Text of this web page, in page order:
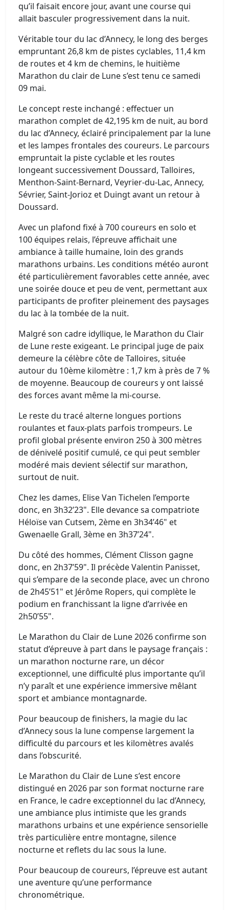
qu’il faisait encore jour, avant une course qui
allait basculer progressivement dans la nuit.
Véritable tour du lac d’Annecy, le long des berges
empruntant 26,8 km de pistes cyclables, 11,4 km
de routes et 4 km de chemins, le huitième
Marathon du clair de Lune s’est tenu ce samedi
09 mai.
Le concept reste inchangé : effectuer un
marathon complet de 42,195 km de nuit, au bord
du lac d’Annecy, éclairé principalement par la lune
et les lampes frontales des coureurs. Le parcours
empruntait la piste cyclable et les routes
longeant successivement Doussard, Talloires,
Menthon-Saint-Bernard, Veyrier-du-Lac, Annecy,
Sévrier, Saint-Jorioz et Duingt avant un retour à
Doussard.
Avec un plafond fixé à 700 coureurs en solo et
100 équipes relais, l’épreuve affichait une
ambiance à taille humaine, loin des grands
marathons urbains. Les conditions météo auront
été particulièrement favorables cette année, avec
une soirée douce et peu de vent, permettant aux
participants de profiter pleinement des paysages
du lac à la tombée de la nuit.
Malgré son cadre idyllique, le Marathon du Clair
de Lune reste exigeant. Le principal juge de paix
demeure la célèbre côte de Talloires, située
autour du 10ème kilomètre : 1,7 km à près de 7 %
de moyenne. Beaucoup de coureurs y ont laissé
des forces avant même la mi-course.
Le reste du tracé alterne longues portions
roulantes et faux-plats parfois trompeurs. Le
profil global présente environ 250 à 300 mètres
de dénivelé positif cumulé, ce qui peut sembler
modéré mais devient sélectif sur marathon,
surtout de nuit.
Chez les dames, Elise Van Tichelen l’emporte
donc, en 3h32’23". Elle devance sa compatriote
Héloïse van Cutsem, 2ème en 3h34’46" et
Gwenaelle Grall, 3ème en 3h37’24".
Du côté des hommes, Clément Clisson gagne
donc, en 2h37’59". Il précède Valentin Panisset,
qui s’empare de la seconde place, avec un chrono
de 2h45’51" et Jérôme Ropers, qui complète le
podium en franchissant la ligne d’arrivée en
2h50’55".
Le Marathon du Clair de Lune 2026 confirme son
statut d’épreuve à part dans le paysage français :
un marathon nocturne rare, un décor
exceptionnel, une difficulté plus importante qu’il
n’y paraît et une expérience immersive mêlant
sport et ambiance montagnarde.
Pour beaucoup de finishers, la magie du lac
d’Annecy sous la lune compense largement la
difficulté du parcours et les kilomètres avalés
dans l’obscurité.
Le Marathon du Clair de Lune s’est encore
distingué en 2026 par son format nocturne rare
en France, le cadre exceptionnel du lac d’Annecy,
une ambiance plus intimiste que les grands
marathons urbains et une expérience sensorielle
très particulière entre montagne, silence
nocturne et reflets du lac sous la lune.
Pour beaucoup de coureurs, l’épreuve est autant
une aventure qu’une performance
chronométrique.